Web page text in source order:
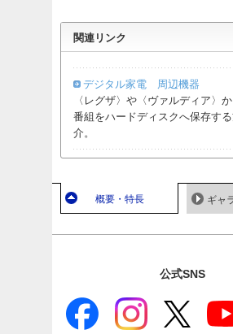
関連リンク
デジタル家電 周辺機器
〈レグザ〉や〈ヴァルディア〉
番組をハードディスクへ保存す
介。
概要・特長 ギャ
公式SNS